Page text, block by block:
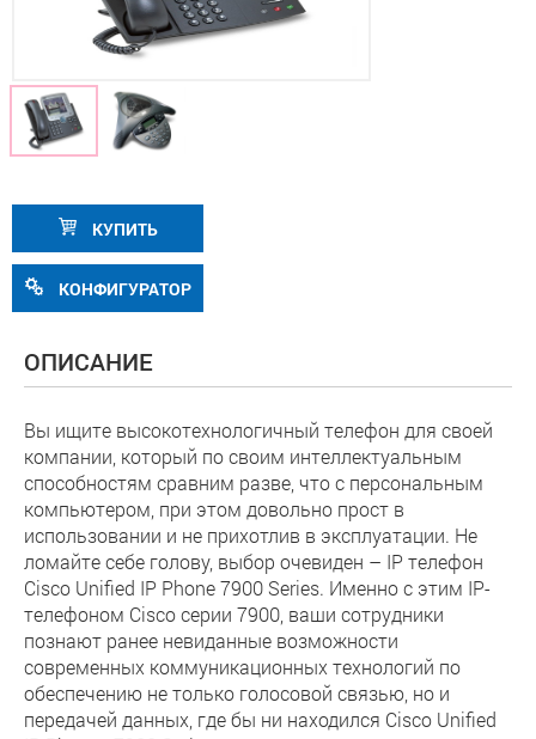
КУПИТЬ
КОНФИГУРАТОР
ОПИСАНИЕ
Вы ищите высокотехнологичный телефон для своей
компании, который по своим интеллектуальным
способностям сравним разве, что с персональным
компьютером, при этом довольно прост в
использовании и не прихотлив в эксплуатации. Не
ломайте себе голову, выбор очевиден – IP телефон
Cisco Unified IP Phone 7900 Series. Именно с этим IP-
телефоном Cisco серии 7900, ваши сотрудники
познают ранее невиданные возможности
современных коммуникационных технологий по
обеспечению не только голосовой связью, но и
передачей данных, где бы ни находился Cisco Unified